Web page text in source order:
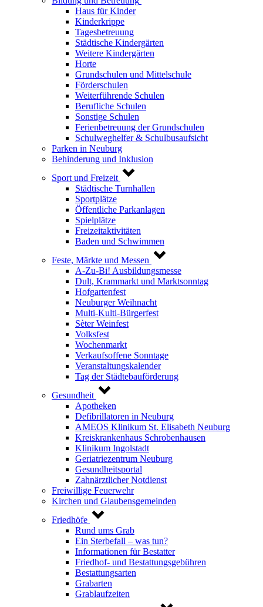
Haus für Kinder
Kinderkrippe
Tagesbetreuung
Städtische Kindergärten
Weitere Kindergärten
Horte
Grundschulen und Mittelschule
Förderschulen
Weiterführende Schulen
Berufliche Schulen
Sonstige Schulen
Ferienbetreuung der Grundschulen
Schulweghelfer & Schulbusaufsicht
Parken in Neuburg
Behinderung und Inklusion
Sport und Freizeit
Städtische Turnhallen
Sportplätze
Öffentliche Parkanlagen
Spielplätze
Freizeitaktivitäten
Baden und Schwimmen
Feste, Märkte und Messen
A-Zu-Bi! Ausbildungsmesse
Dult, Krammarkt und Marktsonntag
Hofgartenfest
Neuburger Weihnacht
Multi-Kulti-Bürgerfest
Sèter Weinfest
Volksfest
Wochenmarkt
Verkaufsoffene Sonntage
Veranstaltungskalender
Tag der Städtebauförderung
Gesundheit
Apotheken
Defibrillatoren in Neuburg
AMEOS Klinikum St. Elisabeth Neuburg
Kreiskrankenhaus Schrobenhausen
Klinikum Ingolstadt
Geriatriezentrum Neuburg
Gesundheitsportal
Zahnärztlicher Notdienst
Freiwillige Feuerwehr
Kirchen und Glaubensgemeinden
Friedhöfe
Rund ums Grab
Ein Sterbefall – was tun?
Informationen für Bestatter
Friedhof- und Bestattungsgebühren
Bestattungsarten
Grabarten
Grablaufzeiten